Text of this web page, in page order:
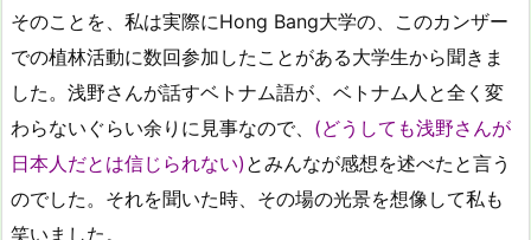
そのことを、私は実際にHong Bang大学の、このカンザー
での植林活動に数回参加したことがある大学生から聞きま
した。浅野さんが話すベトナム語が、ベトナム人と全く変
わらないぐらい余りに見事なので、 (どうしても浅野さんが
日本人だとは信じられない) とみんなが感想を述べたと言う
のでした。それを聞いた時、その場の光景を想像して私も
笑いました。